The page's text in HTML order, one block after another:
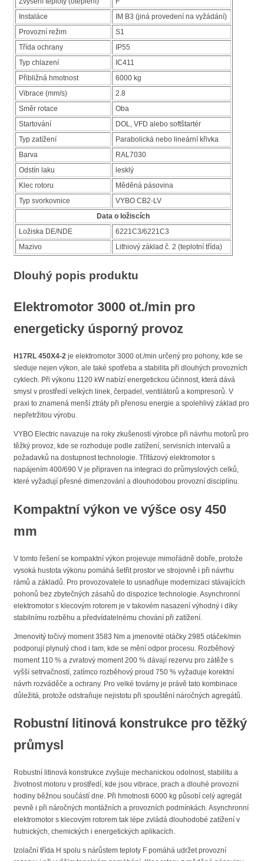
Instaláce
IM B3 (jiná provedení na vyžádání)
Provozní režim
S1
Třída ochrany
IP55
Typ chlazení
IC411
Přibližná hmotnost
6000 kg
Vibrace (mm/s)
2.8
Směr rotace
Oba
Startování
DOL, VFD alebo softštartér
Typ zatížení
Parabolická nebo lineární křivka
Barva
RAL7030
Odstín laku
lesklý
Klec rotoru
Měděná pásovina
Typ svorkovnice
VYBO CB2-LV
Data o ložiscích
Ložiska DE/NDE
6221C3/6221C3
Mazivo
Lithiový základ č. 2 (teplotní třída)
Dlouhý popis produktu
Elektromotor 3000 ot./min pro
energeticky úsporný provoz
H17RL 450X4-2 je elektromotor 3000 ot./min určený pro pohony, kde se
sleduje nejen výkon, ale také spotřeba a stabilita při dlouhých provozních
cyklech. Při výkonu 1120 kW nabízí energetickou účinnost, která dává
smysl v prostředí velkých linek, čerpadel, ventilátorů a kompresorů. V
praxi to znamená menší ztráty při přenosu energie a spolehlivý základ pro
nepřetržitou výrobu.
VYBO Electric navazuje na roky zkušeností výrobce při návrhu motorů pro
těžký provoz, kde se rozhoduje podle zatížení, servisních intervalů a
požadavků na dostupnost technologie. Třífázový elektromotor s
napájením 400/690 V je připraven na integraci do průmyslových celků,
které vyžadují přesné dimenzování a dlouhodobou provozní disciplínu.
Kompaktní výkon ve výšce osy 450
mm
V tomto řešení se kompaktní výkon projevuje mimořádně dobře, protože
vysoká hustota výkonu pomáhá šetřit prostor ve strojovně i při návrhu
rámů a základů. Pro provozovatele to usnadňuje modernizaci stávajících
pohonů bez zbytečných zásahů do dispozice technologie. Asynchronní
elektromotor s klecovým rotorem je v takovém nasazení výhodný i díky
stabilnímu rozběhu a předvídatelnému chování při zatížení.
Jmenovitý točivý moment 3583 Nm a jmenovité otáčky 2985 otáček/min
podporují plynulý chod i tam, kde se mění odpor procesu. Rozběhový
moment 110 % a zvratový moment 200 % dávají rezervu pro zátěže s
vyšší setrvačností, zatímco rozběhový proud 750 % vyžaduje korektní
návrh rozváděče a ochrany. Pro velké továrny je právě tato kombinace
důležitá, protože odstraňuje nejistotu při spouštění náročných agregátů.
Robustní litinová konstrukce pro těžký
průmysl
Robustní litinová konstrukce zvyšuje mechanickou odolnost, stabilitu a
životnost motoru v prostředí, kde jsou vibrace, prach a dlouhé provozní
hodiny běžnou součástí dne. Při hmotnosti 6000 kg působí celý agregát
pevně i při náročných montážních a provozních podmínkách. Asynchronní
elektromotor s klecovým rotorem tak lépe zvládá dlouhodobé zatížení v
hutnických, chemických i energetických aplikacích.
Izolační třída H spolu s nárůstem teploty F pomáhá udržet provozní